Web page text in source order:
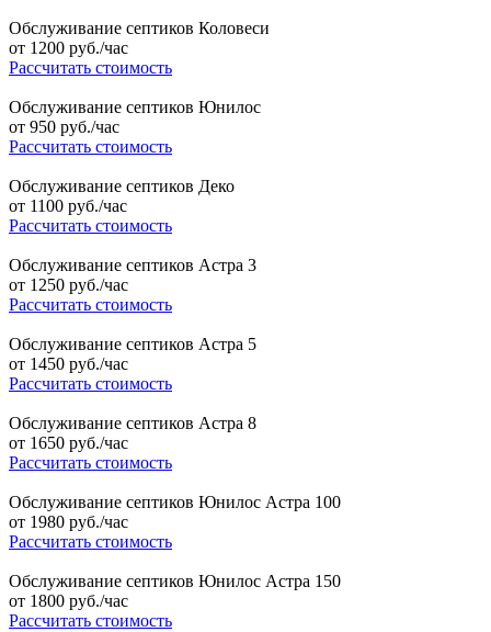
Обслуживание септиков Коловеси
от 1200 руб./час
Рассчитать стоимость
Обслуживание септиков Юнилос
от 950 руб./час
Рассчитать стоимость
Обслуживание септиков Деко
от 1100 руб./час
Рассчитать стоимость
Обслуживание септиков Астра 3
от 1250 руб./час
Рассчитать стоимость
Обслуживание септиков Астра 5
от 1450 руб./час
Рассчитать стоимость
Обслуживание септиков Астра 8
от 1650 руб./час
Рассчитать стоимость
Обслуживание септиков Юнилос Астра 100
от 1980 руб./час
Рассчитать стоимость
Обслуживание септиков Юнилос Астра 150
от 1800 руб./час
Рассчитать стоимость